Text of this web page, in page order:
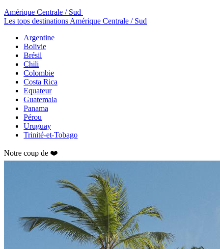
Amérique Centrale / Sud
Les tops destinations Amérique Centrale / Sud
Argentine
Bolivie
Brésil
Chili
Colombie
Costa Rica
Equateur
Guatemala
Panama
Pérou
Uruguay
Trinité-et-Tobago
Notre coup de ❤️